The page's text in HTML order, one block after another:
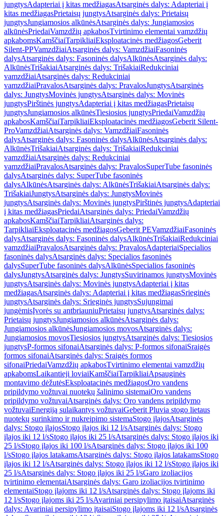
jungtysAdapteriai į kitas medžiagasAtsarginės dalys: Adapteriai į
kitas medžiagasPrietaisų jungtysAtsarginės dalys: Prietaisų
jungtysJungiamosios alkūnėsAtsarginės dalys: Jungiamosios
alkūnėsPriedaiVamzdžių apkabosTvirtinimo elementai vamzdžių
apkabomsKamščiaiTarpikliaiEksploatacinės medžiagosGeberit
Silent-PPVamzdžiaiAtsarginės dalys: VamzdžiaiFasoninės
dalysAtsarginės dalys: Fasoninės dalysAlkūnėsAtsarginės dalys:
AlkūnėsTrišakiaiAtsarginės dalys: TrišakiaiRedukciniai
vamzdžiaiAtsarginės dalys: Redukciniai
vamzdžiaiPravalosAtsarginės dalys: PravalosJungtysAtsarginės
dalys: JungtysMovinės jungtysAtsarginės dalys: Movinės
jungtysPirštinės jungtysAdapteriai į kitas medžiagasPrietaisų
jungtysJungiamosios alkūnėsTiesiosios jungtysPriedaiVamzdžių
apkabosKamščiaiTarpikliaiEksploatacinės medžiagosGeberit Silent-
ProVamzdžiaiAtsarginės dalys: VamzdžiaiFasoninės
dalysAtsarginės dalys: Fasoninės dalysAlkūnėsAtsarginės dalys:
AlkūnėsTrišakiaiAtsarginės dalys: TrišakiaiRedukciniai
vamzdžiaiAtsarginės dalys: Redukciniai
vamzdžiaiPravalosAtsarginės dalys: PravalosSuperTube fasoninės
dalysAtsarginės dalys: SuperTube fasoninės
dalysAlkūnėsAtsarginės dalys: AlkūnėsTrišakiaiAtsarginės dalys:
TrišakiaiJungtysAtsarginės dalys: JungtysMovinės
jungtysAtsarginės dalys: Movinės jungtysPirštinės jungtysAdapteriai
į kitas medžiagasPriedaiAtsarginės dalys: PriedaiVamzdžių
apkabosKamščiaiTarpikliaiAtsarginės dalys:
TarpikliaiEksploatacinės medžiagosGeberit PEVamzdžiaiFasoninės
dalysAtsarginės dalys: Fasoninės dalysAlkūnėsTrišakiaiRedukciniai
vamzdžiaiPravalosAtsarginės dalys: PravalosAdapteriaiSpecialios
fasoninės dalysAtsarginės dalys: Specialios fasoninės
dalysSuperTube fasoninės dalysAlkūnėsSpecialios fasoninės
dalysJungtysAtsarginės dalys: JungtysSuvirinamos jungtysMovinės
jungtysAtsarginės dalys: Movinės jungtysAdapteriai į kitas
medžiagasAtsarginės dalys: Adapteriai į kitas medžiagasSrieginės
jungtysAtsarginės dalys: Srieginės jungtysSujungimai
jungėmisĮvorės su antbriauniuPrietaisų jungtysAtsarginės dalys:
Prietaisų jungtysJungiamosios alkūnėsAtsarginės dalys:
Jungiamosios alkūnėsJungiamosios movosAtsarginės dalys:
Jungiamosios movosTiesiosios jungtysAtsarginės dalys: Tiesiosios
jungtysP-formos sifonaiAtsarginės dalys: P-formos sifonaiSraigės
formos sifonaiAtsarginės dalys: Sraigės formos
sifonaiPriedaiVamzdžių apkabosTvirtinimo elementai vamzdžių
apkabomsLaikantieji loviaiKamščiaiTarpikliaiApsauginės
montavimo dėžutėsEksploatacinės medžiagosOro vandens
pripildymo vožtuvai nuotekų šalinimo sistemaiOro vandens
pripildymo vožtuvaiAtsarginės dalys: Oro vandens pripildymo
vožtuvaiEnergiją sulaikantys vožtuvaiGeberit Pluvia stogo lietaus
nuotekų surinkimo ir nukreipimo sistemaStogo įlajosAtsarginės
dalys: Stogo įlajosStogo įlajos iki 12 l/sAtsarginės dalys: Stogo
įlajos iki 12 l/sStogo įlajos iki 25 l/sAtsarginės dalys: Stogo įlajos iki
25 l/sStogo įlajos iki 100 l/sAtsarginės dalys: Stogo įlajos iki 100
l/sStogo įlajos latakamsAtsarginės dalys: Stogo įlajos latakamsStogo
įlajos iki 12 l/sAtsarginės dalys: Stogo įlajos iki 12 l/sStogo įlajos iki
25 l/sAtsarginės dalys: Stogo įlajos iki 25 l/sGaro izoliacijos
tvirtinimo elementaiAtsarginės dalys: Garo izoliacijos tvirtinimo
elementaiStogo įlajoms iki 12 l/sAtsarginės dalys: Stogo įlajoms iki
12 l/sStogo įlajoms iki 25 l/sAvariniai persipylimo įtaisaiAtsarginės
dalys: Avariniai persipylimo įtaisaiStogo įlajoms iki 12 l/sAtsarginės